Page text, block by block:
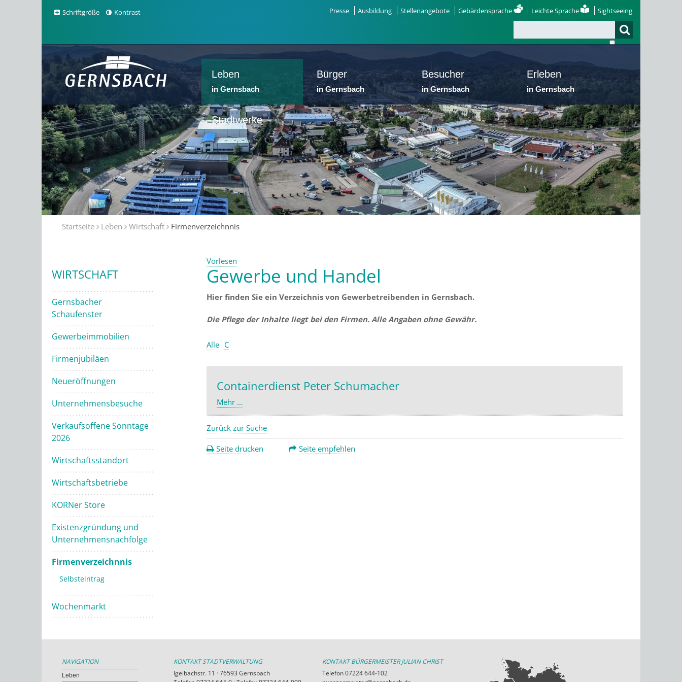
Schriftgröße Kontrast Presse Ausbildung Stellenangebote Gebärdensprache Leichte Sprache Sightseeing
Leben
in Gernsbach
Bürger
in Gernsbach
Besucher
in Gernsbach
Erleben
in Gernsbach
Stadtwerke
Startseite Leben Wirtschaft Firmenverzeichnnis
WIRTSCHAFT
Gernsbacher
Schaufenster
Gewerbeimmobilien
Firmenjubiläen
Neueröffnungen
Unternehmensbesuche
Verkaufsoffene Sonntage
2026
Wirtschaftsstandort
Wirtschaftsbetriebe
KORNer Store
Existenzgründung und
Unternehmensnachfolge
Firmenverzeichnnis
Selbsteintrag
Wochenmarkt
Vorlesen
Gewerbe und Handel
Hier finden Sie ein Verzeichnis von Gewerbetreibenden in Gernsbach.
Die Pflege der Inhalte liegt bei den Firmen. Alle Angaben ohne Gewähr.
Alle C
Containerdienst Peter Schumacher
Mehr …
Zurück zur Suche
Seite drucken Seite empfehlen
NAVIGATION
Leben
KONTAKT STADTVERWALTUNG
Igelbachstr. 11 · 76593 Gernsbach
KONTAKT BÜRGERMEISTER JULIAN CHRIST
Telefon 07224 644-102